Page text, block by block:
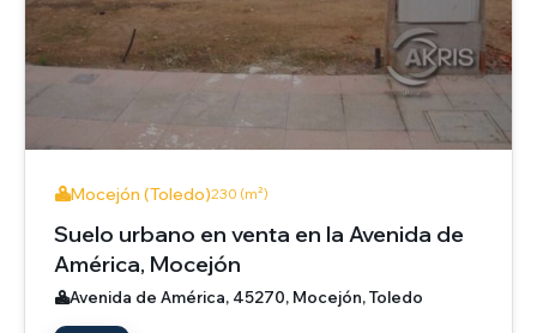
Mocejón (Toledo)230 (m²)
Suelo urbano en venta en la Avenida de
América, Mocejón
Avenida de América, 45270, Mocejón, Toledo